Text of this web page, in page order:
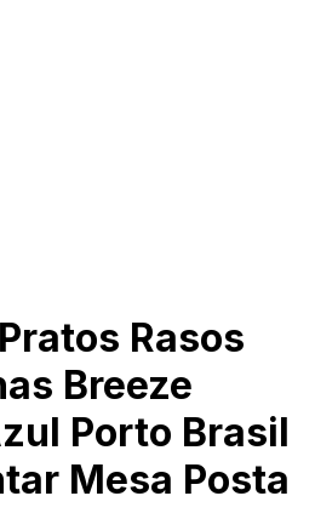
Rasos
Breeze
Porto Brasil
Mesa Posta